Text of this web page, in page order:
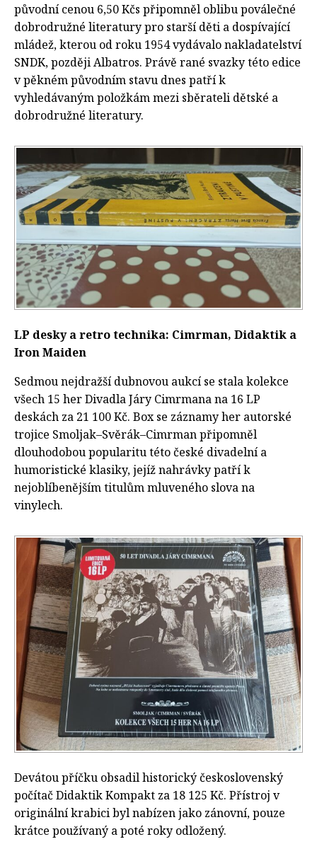
původní cenou 6,50 Kčs připomněl oblibu poválečné
dobrodružné literatury pro starší děti a dospívající
mládež, kterou od roku 1954 vydávalo nakladatelství
SNDK, později Albatros. Právě rané svazky této edice
v pěkném původním stavu dnes patří k
vyhledávaným položkám mezi sběrateli dětské a
dobrodružné literatury.
LP desky a retro technika: Cimrman, Didaktik a
Iron Maiden
Sedmou nejdražší dubnovou aukcí se stala kolekce
všech 15 her Divadla Járy Cimrmana na 16 LP
deskách za 21 100 Kč. Box se záznamy her autorské
trojice Smoljak–Svěrák–Cimrman připomněl
dlouhodobou popularitu této české divadelní a
humoristické klasiky, jejíž nahrávky patří k
nejoblíbenějším titulům mluveného slova na
vinylech.
Devátou příčku obsadil historický československý
počítač Didaktik Kompakt za 18 125 Kč. Přístroj v
originální krabici byl nabízen jako zánovní, pouze
krátce používaný a poté roky odložený.